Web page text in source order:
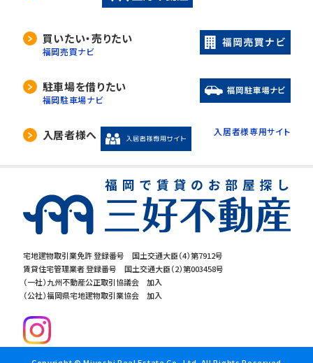
宅地建物取引業免許 登録番号 国土交通大臣（4）第7912号
賃貸住宅管理業者 登録番号 国土交通大臣（2）第003458号
（一社）九州不動産公正取引協議会 加入
（公社）福岡県宅地建物取引業協会 加入
買いたい・売りたい
福岡売買ナビ
駐車場を借りたい
福岡駐車場ナビ
入居者様へ 入居者様専用サイト